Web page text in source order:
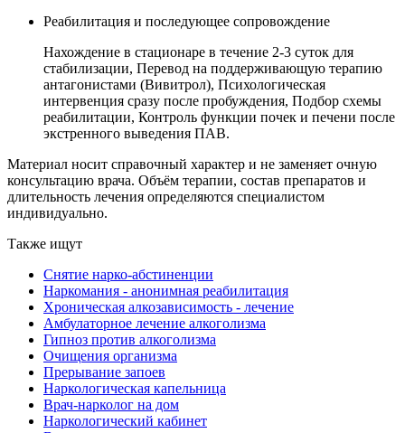
Реабилитация и последующее сопровождение
Нахождение в стационаре в течение 2-3 суток для
стабилизации, Перевод на поддерживающую терапию
антагонистами (Вивитрол), Психологическая
интервенция сразу после пробуждения, Подбор схемы
реабилитации, Контроль функции почек и печени после
экстренного выведения ПАВ.
Материал носит справочный характер и не заменяет очную
консультацию врача. Объём терапии, состав препаратов и
длительность лечения определяются специалистом
индивидуально.
Также ищут
Снятие нарко-абстиненции
Наркомания - анонимная реабилитация
Хроническая алкозависимость - лечение
Амбулаторное лечение алкоголизма
Гипноз против алкоголизма
Очищения организма
Прерывание запоев
Наркологическая капельница
Врач-нарколог на дом
Наркологический кабинет